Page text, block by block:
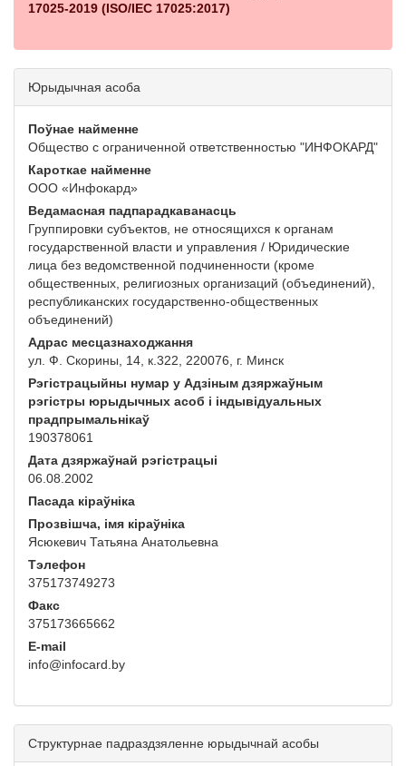
17025-2019 (ISO/IEC 17025:2017)
Юрыдычная асоба
Поўнае найменне
Общество с ограниченной ответственностью "ИНФОКАРД"
Кароткае найменне
ООО «Инфокард»
Ведамасная падпарадкаванасць
Группировки субъектов, не относящихся к органам
государственной власти и управления / Юридические
лица без ведомственной подчиненности (кроме
общественных, религиозных организаций (объединений),
республиканских государственно-общественных
объединений)
Адрас месцазнаходжання
ул. Ф. Скорины, 14, к.322, 220076, г. Минск
Рэгістрацыйны нумар у Адзіным дзяржаўным
рэгістры юрыдычных асоб і індывідуальных
прадпрымальнікаў
190378061
Дата дзяржаўнай рэгістрацыі
06.08.2002
Пасада кіраўніка
Прозвішча, імя кіраўніка
Ясюкевич Татьяна Анатольевна
Тэлефон
375173749273
Факс
375173665662
E-mail
info@infocard.by
Структурнае падраздзяленне юрыдычнай асобы